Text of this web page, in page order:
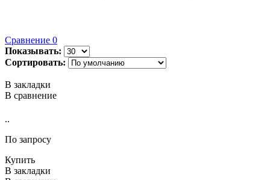
Сравнение 0
Показывать:
Сортировать:
В закладки
В сравнение
..
По запросу
Купить
В закладки